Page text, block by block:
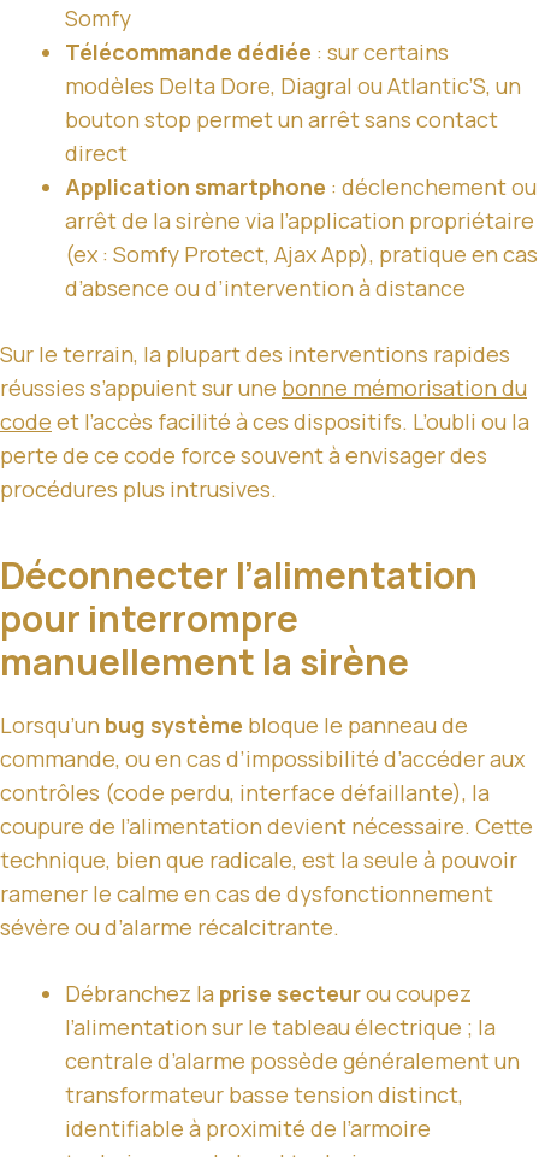
Somfy
Télécommande dédiée : sur certains
modèles Delta Dore, Diagral ou Atlantic’S, un
bouton stop permet un arrêt sans contact
direct
Application smartphone : déclenchement ou
arrêt de la sirène via l’application propriétaire
(ex : Somfy Protect, Ajax App), pratique en cas
d’absence ou d’intervention à distance
Sur le terrain, la plupart des interventions rapides
réussies s’appuient sur une bonne mémorisation du
code et l’accès facilité à ces dispositifs. L’oubli ou la
perte de ce code force souvent à envisager des
procédures plus intrusives.
Déconnecter l’alimentation
pour interrompre
manuellement la sirène
Lorsqu’un bug système bloque le panneau de
commande, ou en cas d’impossibilité d’accéder aux
contrôles (code perdu, interface défaillante), la
coupure de l’alimentation devient nécessaire. Cette
technique, bien que radicale, est la seule à pouvoir
ramener le calme en cas de dysfonctionnement
sévère ou d’alarme récalcitrante.
Débranchez la prise secteurou coupez
l’alimentation sur le tableau électrique ; la
centrale d’alarme possède généralement un
transformateur basse tension distinct,
identifiable à proximité de l’armoire